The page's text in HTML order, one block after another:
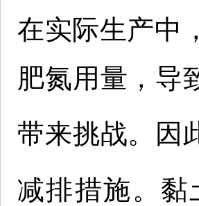
在实际生产中
肥氮用量，导
带来挑战。因
减排措施。